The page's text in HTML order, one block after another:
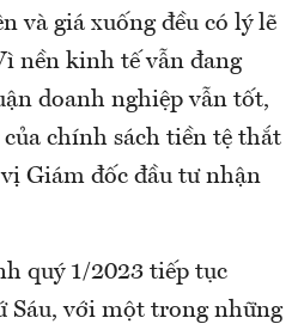
và giá xuống đều có lý lẽ
nền kinh tế vẫn đang
doanh nghiệp vẫn tốt,
chính sách tiền tệ thắt
Giám đốc đầu tư nhận
quý 1/2023 tiếp tục
Sáu, với một trong những